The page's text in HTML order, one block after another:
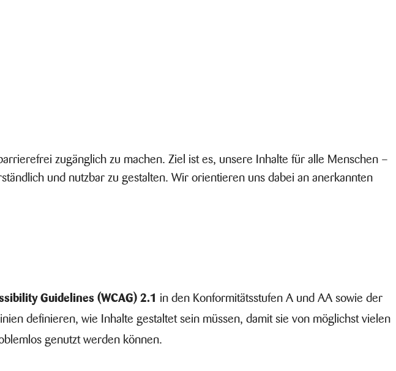
zugänglich zu machen. Ziel ist es, unsere Inhalte für alle Menschen –
und nutzbar zu gestalten. Wir orientieren uns dabei an anerkannten
Guidelines (WCAG) 2.1 in den Konformitätsstufen A und AA sowie der
definieren, wie Inhalte gestaltet sein müssen, damit sie von möglichst vielen
genutzt werden können.